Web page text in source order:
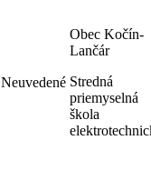
Neuvedené
Obec Kočín-
Lančár
Stredná
priemyselná
škola